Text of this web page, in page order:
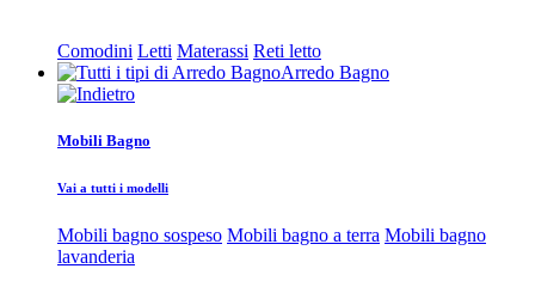
Comodini Letti Materassi Reti letto
Arredo Bagno
Mobili Bagno
Vai a tutti i modelli
Mobili bagno sospeso Mobili bagno a terra Mobili bagno
lavanderia